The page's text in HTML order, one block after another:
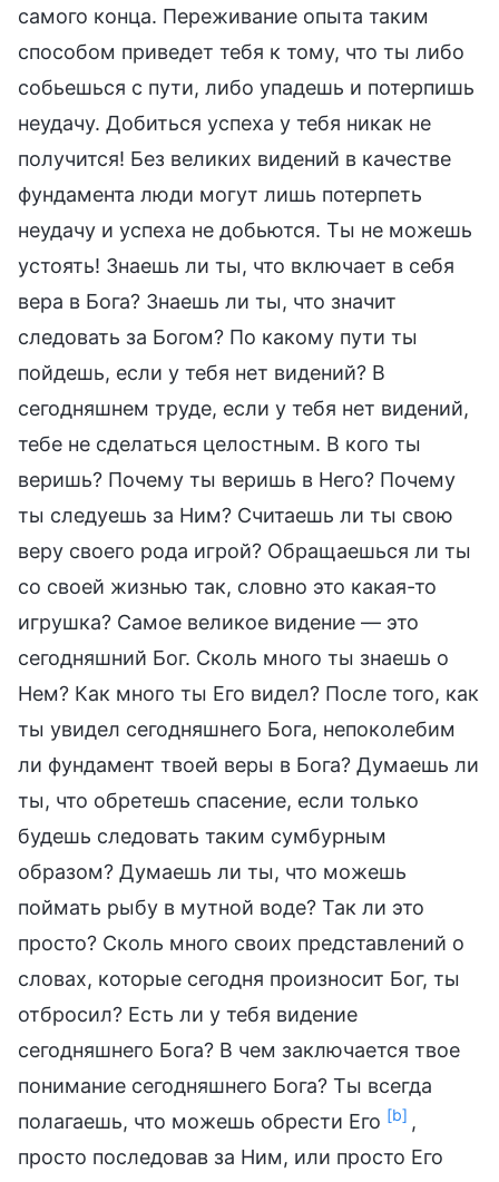
самого конца. Переживание опыта таким
способом приведет тебя к тому, что ты либо
собьешься с пути, либо упадешь и потерпишь
неудачу. Добиться успеха у тебя никак не
получится! Без великих видений в качестве
фундамента люди могут лишь потерпеть
неудачу и успеха не добьются. Ты не можешь
устоять! Знаешь ли ты, что включает в себя
вера в Бога? Знаешь ли ты, что значит
следовать за Богом? По какому пути ты
пойдешь, если у тебя нет видений? В
сегодняшнем труде, если у тебя нет видений,
тебе не сделаться целостным. В кого ты
веришь? Почему ты веришь в Него? Почему
ты следуешь за Ним? Считаешь ли ты свою
веру своего рода игрой? Обращаешься ли ты
со своей жизнью так, словно это какая-то
игрушка? Самое великое видение — это
сегодняшний Бог. Сколь много ты знаешь о
Нем? Как много ты Его видел? После того, как
ты увидел сегодняшнего Бога, непоколебим
ли фундамент твоей веры в Бога? Думаешь ли
ты, что обретешь спасение, если только
будешь следовать таким сумбурным
образом? Думаешь ли ты, что можешь
поймать рыбу в мутной воде? Так ли это
просто? Сколь много своих представлений о
словах, которые сегодня произносит Бог, ты
отбросил? Есть ли у тебя видение
сегодняшнего Бога? В чем заключается твое
понимание сегодняшнего Бога? Ты всегда
полагаешь, что можешь обрести Его [b] ,
просто последовав за Ним, или просто Его